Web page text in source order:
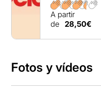
A partir
de 28,50€
Fotos y vídeos